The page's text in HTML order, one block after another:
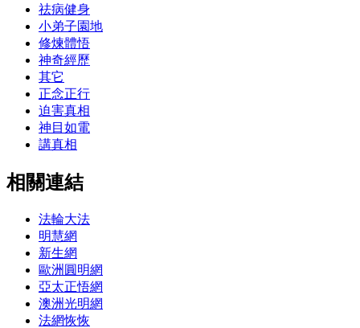
祛病健身
小弟子園地
修煉體悟
神奇經歷
其它
正念正行
迫害真相
神目如電
講真相
相關連結
法輪大法
明慧網
新生網
歐洲圓明網
亞太正悟網
澳洲光明網
法網恢恢